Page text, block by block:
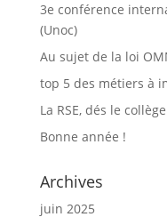
3e conférence
(Unoc)
Au sujet de la loi
top 5 des métiers à
La RSE, dés le
Bonne année !
Archives
juin 2025